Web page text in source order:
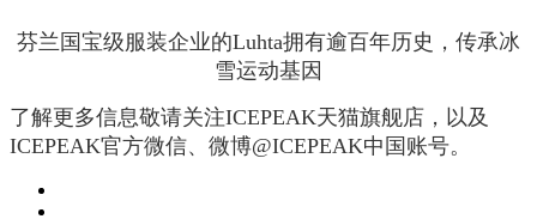
芬兰国宝级服装企业的Luhta拥有逾百年历史，传承冰
雪运动基因
了解更多信息敬请关注ICEPEAK天猫旗舰店，以及
ICEPEAK官方微信、微博@ICEPEAK中国账号。